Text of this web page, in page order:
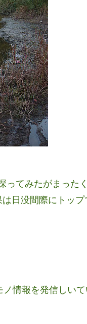
てみたがまった
日没間際にトッ
ノ情報を発信しいて